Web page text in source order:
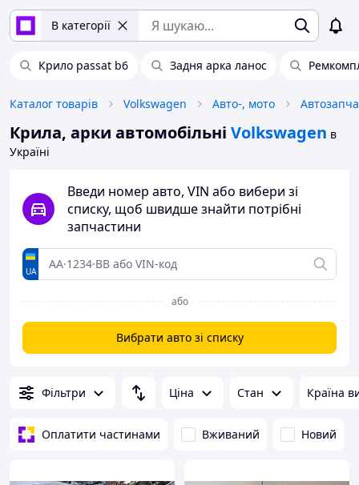
В категорії
Крило passat b6 Задня арка ланос
Каталог товарів Volkswagen Авто-, мото
Крила, арки автомобільні Volkswagen в
Україні
Введи номер авто, VIN або вибери зі
списку, щоб швидше знайти потрібні
запчастини
UA
або
Вибрати авто зі списку
Фільтри Ціна Стан Країна
Оплатити частинами Вживаний Новий